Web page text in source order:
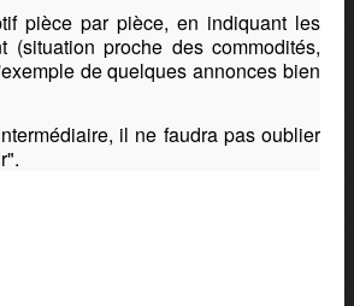
pièce par pièce, en indiquant les
proche des commodités,
de quelques annonces bien
il ne faudra pas oublier